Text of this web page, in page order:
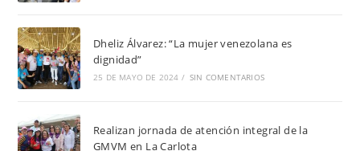
Dheliz Álvarez: “La mujer venezolana es
dignidad”
25 DE MAYO DE 2024 / SIN COMENTARIOS
Realizan jornada de atención integral de la
GMVM en La Carlota